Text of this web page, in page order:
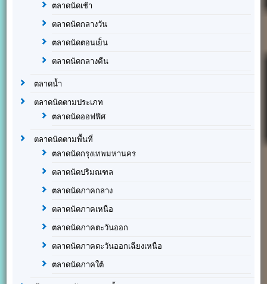
ตลาดนัดเช้า
ตลาดนัดกลางวัน
ตลาดนัดตอนเย็น
ตลาดนัดกลางคืน
ตลาดน้ำ
ตลาดนัดตามประเภท
ตลาดนัดออฟฟิศ
ตลาดนัดตามพื้นที่
ตลาดนัดกรุงเทพมหานคร
ตลาดนัดปริมณฑล
ตลาดนัดภาคกลาง
ตลาดนัดภาคเหนือ
ตลาดนัดภาคตะวันออก
ตลาดนัดภาคตะวันออกเฉียงเหนือ
ตลาดนัดภาคใต้